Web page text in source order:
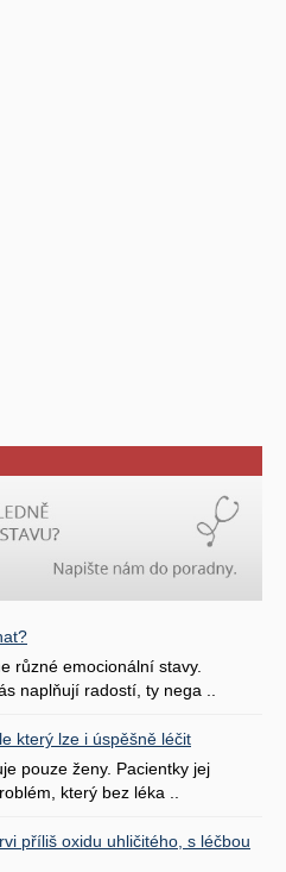
různé emocionální stavy.
naplňují radostí, ty nega ..
který lze i úspěšně léčit
pouze ženy. Pacientky jej
který bez léka ..
příliš oxidu uhličitého, s léčbou